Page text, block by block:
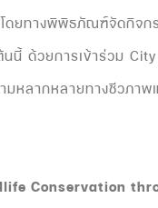
ดยทางพิพิธภัณฑ์จัดกิจก
นนี้ ด้วยการเข้าร่วม
หลากหลายทางชีวภาพ
Conservation